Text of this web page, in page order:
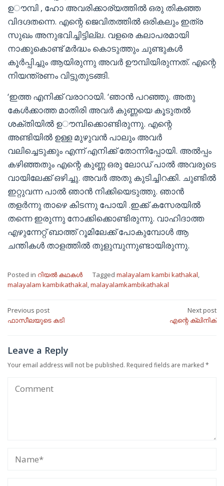
ഉൗമ്പി , ഹോ അവരിക്കാര്യത്തിൽ ഒരു തികഞ്ഞ
വിദഗ്ദതന്നെ. എന്റെ ജെവിതത്തിൽ ഒരികലും ഇത്ര
സുഖം അനുഭവിച്ചിട്ടില്ല. വളരെ കലാപരമായി
നാക്കുകൊണ്ട് മർദ്ധം കൊടുത്തും ചുണ്ടുകൾ
കൂർപ്പിച്ചും ആയിരുന്നു അവർ ഊമ്പിയിരുന്നത്. എന്റെ
നിയന്ത്രണം വിട്ടുതുടങ്ങി.
‘ഇത്ത എനിക്ക് വരാറായി. ‘ഞാൻ പറഞ്ഞു. അതു
കേൾക്കാത്ത മാതിരി അവർ കുണ്ണയെ കൂടുതൽ
ശക്തിയിൽ ഉൗമ്പിക്കൊണ്ടിരുന്നു. എന്റെ
അണ്ടിയിൽ ഉള്ള മുഴുവൻ പാലും അവർ
വലിച്ചെടുക്കും എന്ന് എനിക്ക് തോന്നിപ്പോയി. അല്‍പ്പം
കഴിഞ്ഞതും എന്റെ കുണ്ണ ഒരു ലോഡ് പാൽ അവരുടെ
വായിലേക്ക് ഒഴിച്ചു. അവർ അതു കുടിച്ചിറക്കി. ചുണ്ടിൽ
ഇറ്റുവന്ന പാൽ ഞാൻ നിക്കിയെടുത്തു. ഞാൻ
തളർന്നു താഴെ കിടന്നു പോയി .ഇക്ക് കസേരയിൽ
തന്നെ ഇരുന്നു നോക്കിക്കൊണ്ടിരുന്നു. വാഹിദാത്ത
എഴുന്നേറ്റ് ബാത്ത് റൂമിലേക്ക് പോകുമ്പോൾ ആ
ചന്തികൾ താളത്തിൽ തുളുമ്പുന്നുണ്ടായിരുന്നു.
Posted in റിയൽ കഥകൾ Tagged malayalam kambi kathakal,
malayalam kambikathakal,malayalamkambikathakal
Post
navigation
Previous post
ഫാസീലയുടെ കടി
Next post
എന്റെ ക്ലിനിക്
Leave a Reply
Your email address will not be published. Required fields are marked *